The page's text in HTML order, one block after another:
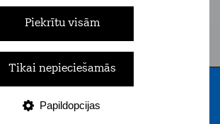
Piekrītu visām
Tikai nepieciešamās
Papildopcijas
E-veikals
plāns Bizness
1,5 GB
zvani un SMS Latvijā un